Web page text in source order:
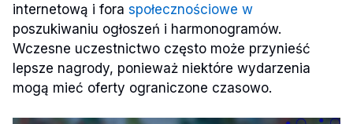
internetową i fora społecznościowe w
poszukiwaniu ogłoszeń i harmonogramów.
Wczesne uczestnictwo często może przynieść
lepsze nagrody, ponieważ niektóre wydarzenia
mogą mieć oferty ograniczone czasowo.